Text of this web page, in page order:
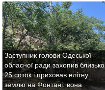
Заступник голови Одеської
обласної ради захопив близько
25 соток і приховав елітну
землю на Фонтані: вона